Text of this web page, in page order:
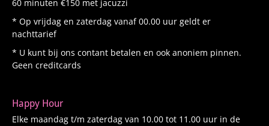
60 minuten €150 met jacuzzi
* Op vrijdag en zaterdag vanaf 00.00 uur geldt er
nachttarief
* U kunt bij ons contant betalen en ook anoniem pinnen.
Geen creditcards
Happy Hour
Elke maandag t/m zaterdag van 10.00 tot 11.00 uur in de